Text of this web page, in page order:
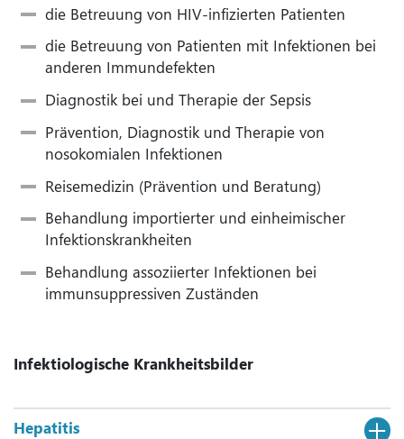
die Betreuung von HIV-infizierten Patienten
die Betreuung von Patienten mit Infektionen bei
anderen Immundefekten
Diagnostik bei und Therapie der Sepsis
Prävention, Diagnostik und Therapie von
nosokomialen Infektionen
Reisemedizin (Prävention und Beratung)
Behandlung importierter und einheimischer
Infektionskrankheiten
Behandlung assoziierter Infektionen bei
immunsuppressiven Zuständen
Infektiologische Krankheitsbilder
Hepatitis